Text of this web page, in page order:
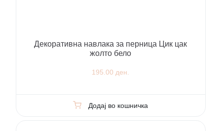
Декоративна навлака за перница Цик цак
жолто бело
195.00 ден.
Додај во кошничка